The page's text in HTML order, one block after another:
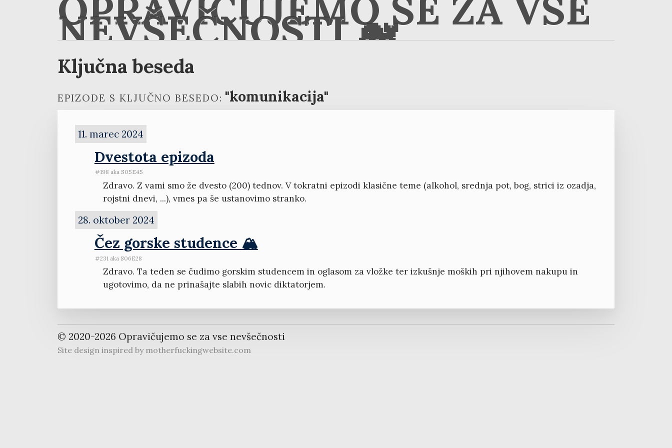
NEVŠEČNOSTI 🐋
Ključna beseda
EPIZODE S KLJUČNO BESEDO: "komunikacija"
11. marec 2024
Dvestota epizoda
#198 aka S05E45
Zdravo. Z vami smo že dvesto (200) tednov. V tokratni epizodi klasične teme (alkohol, srednja pot, bog, strici iz ozadja,
rojstni dnevi, ...), vmes pa še ustanovimo stranko.
28. oktober 2024
Čez gorske studence 🏔️
#231 aka S06E28
Zdravo. Ta teden se čudimo gorskim studencem in oglasom za vložke ter izkušnje moških pri njihovem nakupu in
ugotovimo, da ne prinašajte slabih novic diktatorjem.
© 2020-2026 Opravičujemo se za vse nevšečnosti
Site design inspired by motherfuckingwebsite.com